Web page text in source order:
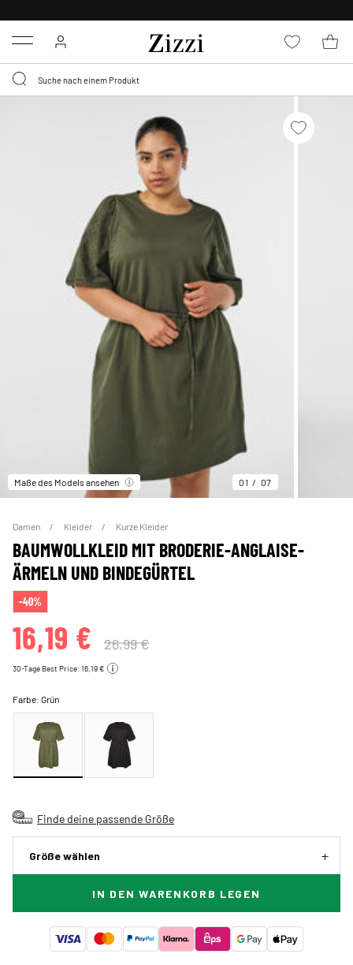
Menu
Maße des Models ansehen 01 07
Damen Kleider Kurze Kleider
BAUMWOLLKLEID MIT BRODERIE-ANGLAISE-
ÄRMELN UND BINDEGÜRTEL
-40%
16,19 € 26,99 €
30-Tage Best Price: 16,19 €
Farbe:Grün
Finde deine passende Größe
Größe wählen
IN DEN WARENKORB LEGEN